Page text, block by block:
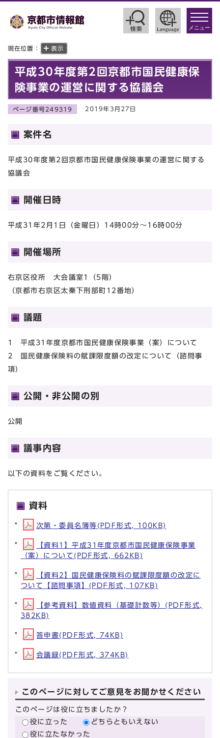
toggle
メニュー
現在位置： 表示
平成30年度第2回京都市国民健康保
険事業の運営に関する協議会
ページ番号249319 2019年3月27日
案件名
平成30年度第2回京都市国民健康保険事業の運営に関する
協議会
開催日時
平成31年2月1日（金曜日）14時00分～16時00分
開催場所
右京区役所 大会議室1（5階）
（京都市右京区太秦下刑部町12番地）
議題
1 平成31年度京都市国民健康保険事業（案）について
2 国民健康保険料の賦課限度額の改定について（諮問事
項）
公開・非公開の別
公開
議事内容
以下の資料をご覧ください。
資料
次第・委員名簿等(PDF形式, 100KB)
【資料1】平成31年度京都市国民健康保険事業
（案）について(PDF形式, 662KB)
【資料2】国民健康保険料の賦課限度額の改定に
ついて【諮問事項】(PDF形式, 107KB)
【参考資料】数値資料（基礎計数等）(PDF形式,
382KB)
答申書(PDF形式, 74KB)
会議録(PDF形式, 374KB)
このページに対してご意見をお聞かせください
このページは役に立ちましたか？
役に立った
どちらともいえない
役に立たなかった